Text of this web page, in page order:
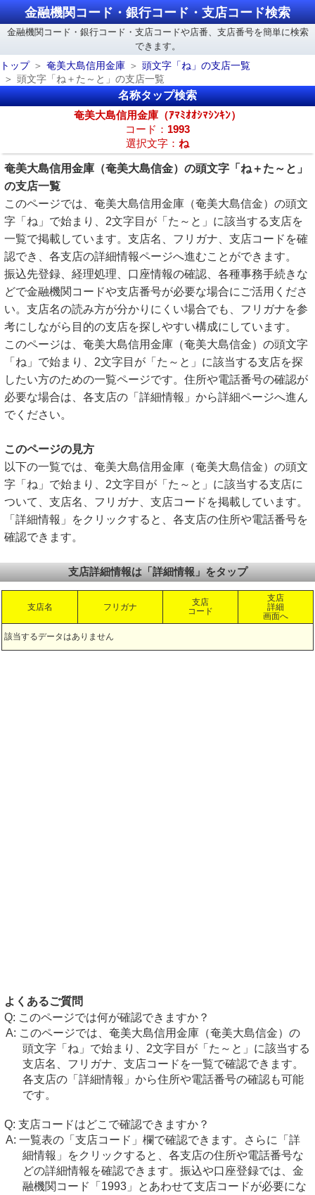
金融機関コード・銀行コード・支店コード検索
金融機関コード・銀行コード・支店コードや店番、支店番号を簡単に検索
できます。
トップ
奄美大島信用金庫
頭文字「ね」の支店一覧
頭文字「ね＋た～と」の支店一覧
名称タップ検索
奄美大島信用金庫（ｱﾏﾐｵｵｼﾏｼﾝｷﾝ）
コード： 1993
選択文字： ね
奄美大島信用金庫（奄美大島信金）の頭文字「ね＋た～と」
の支店一覧
このページでは、奄美大島信用金庫（奄美大島信金）の頭文
字「ね」で始まり、2文字目が「た～と」に該当する支店を
一覧で掲載しています。支店名、フリガナ、支店コードを確
認でき、各支店の詳細情報ページへ進むことができます。
振込先登録、経理処理、口座情報の確認、各種事務手続きな
どで金融機関コードや支店番号が必要な場合にご活用くださ
い。支店名の読み方が分かりにくい場合でも、フリガナを参
考にしながら目的の支店を探しやすい構成にしています。
このページは、奄美大島信用金庫（奄美大島信金）の頭文字
「ね」で始まり、2文字目が「た～と」に該当する支店を探
したい方のための一覧ページです。住所や電話番号の確認が
必要な場合は、各支店の「詳細情報」から詳細ページへ進ん
でください。
このページの見方
以下の一覧では、奄美大島信用金庫（奄美大島信金）の頭文
字「ね」で始まり、2文字目が「た～と」に該当する支店に
ついて、支店名、フリガナ、支店コードを掲載しています。
「詳細情報」をクリックすると、各支店の住所や電話番号を
確認できます。
支店詳細情報は「詳細情報」をタップ
支店名 フリガナ
支店
コード
支店
詳細
画面へ
該当するデータはありません
よくあるご質問
このページでは何が確認できますか？
このページでは、奄美大島信用金庫（奄美大島信金）の
頭文字「ね」で始まり、2文字目が「た～と」に該当する
支店名、フリガナ、支店コードを一覧で確認できます。
各支店の「詳細情報」から住所や電話番号の確認も可能
です。
支店コードはどこで確認できますか？
一覧表の「支店コード」欄で確認できます。さらに「詳
細情報」をクリックすると、各支店の住所や電話番号な
どの詳細情報を確認できます。振込や口座登録では、金
融機関コード「1993」とあわせて支店コードが必要にな